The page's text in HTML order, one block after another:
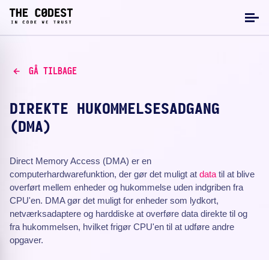
GÅ TILBAGE
DIREKTE HUKOMMELSESADGANG
(DMA)
Direct Memory Access (DMA) er en
computerhardwarefunktion, der gør det muligt at data til at blive
overført mellem enheder og hukommelse uden indgriben fra
CPU'en. DMA gør det muligt for enheder som lydkort,
netværksadaptere og harddiske at overføre data direkte til og
fra hukommelsen, hvilket frigør CPU'en til at udføre andre
opgaver.